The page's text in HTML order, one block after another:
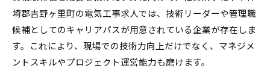
埼郡吉野ヶ里町の電気工事求人では、技術リーダーや管理職
候補としてのキャリアパスが用意されている企業が存在しま
す。これにより、現場での技術力向上だけでなく、マネジメ
ントスキルやプロジェクト運営能力も磨けます。